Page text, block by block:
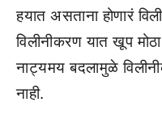
हयात असताना होणारं
विलीनीकरण यात खूप
नाट्यमय बदलामुळे
नाही.